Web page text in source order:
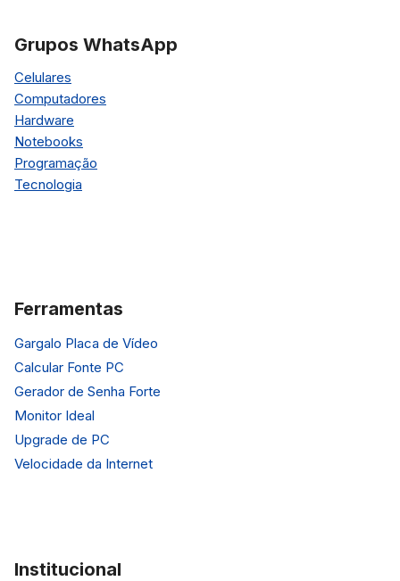
Grupos WhatsApp
Celulares
Computadores
Hardware
Notebooks
Programação
Tecnologia
Ferramentas
Gargalo Placa de Vídeo
Calcular Fonte PC
Gerador de Senha Forte
Monitor Ideal
Upgrade de PC
Velocidade da Internet
Institucional